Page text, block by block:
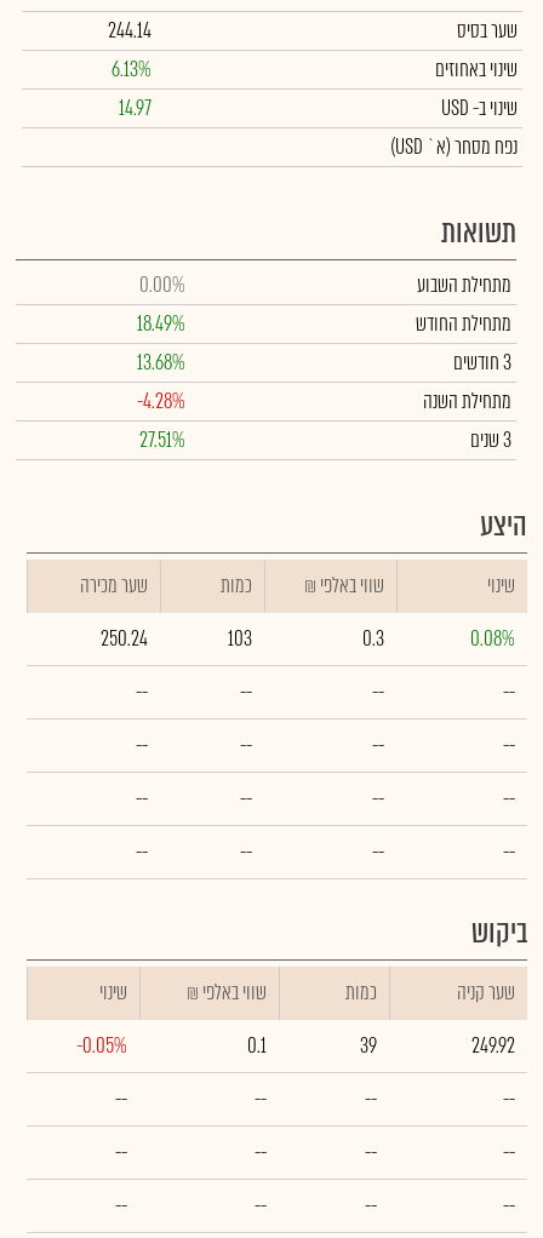
שער בסיס
244.14
שינוי באחוזים
6.13%
שינויב- USD
14.97
נפח מסחר(א` USD)
תשואות
מתחילת השבוע
0.00%
מתחילת החודש
18.49%
3 חודשים
13.68%
מתחילת השנה
-4.28%
3 שנים
27.51%
היצע
שינוי ₪ שווי באלפי כמות
שער מכירה
0.08%
0.3
103
250.24
--
--
--
--
--
--
--
--
--
--
--
--
--
--
--
--
ביקוש
שער קניה כמות ₪ שווי באלפי
שינוי
249.92
39
0.1
-0.05%
--
--
--
--
--
--
--
--
--
--
--
--